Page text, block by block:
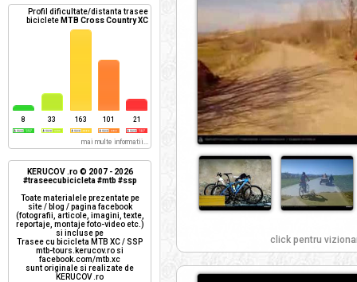
click pentru
Profil dificultate/distanta trasee
biciclete MTB Cross Country XC
8 33 163 101 21
mai multe informatii...
KERUCOV .ro © 2007 - 2026
#traseecubicicleta #mtb #ssp
Toate materialele prezentate pe
site / blog / pagina facebook
(fotografii, articole, imagini, texte,
reportaje, montaje foto-video etc.)
si incluse pe
Trasee cu bicicleta MTB XC / SSP
mtb-tours.kerucov.ro si
facebook.com/mtb.xc
sunt originale si realizate de
KERUCOV .ro